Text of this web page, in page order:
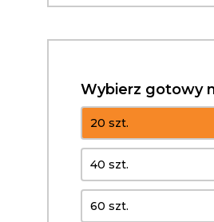
Wybierz gotowy
20 szt.
40 szt.
60 szt.